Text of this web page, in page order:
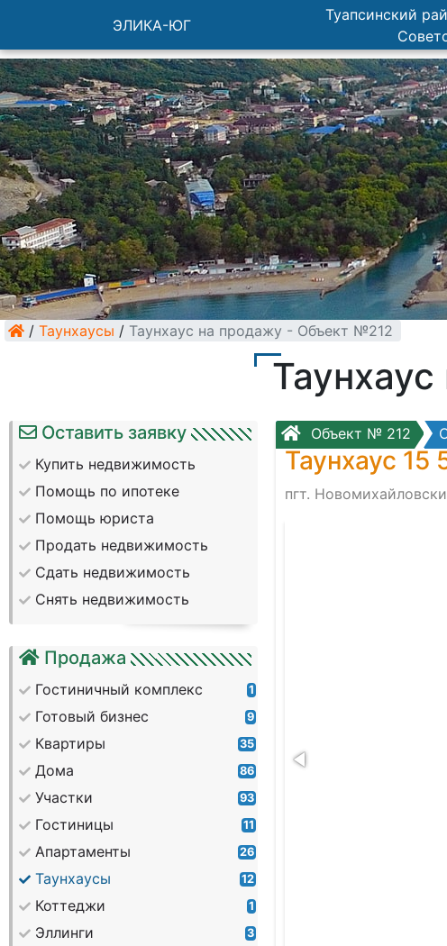
ЭЛИКА-ЮГ
Туапсинский
/ Таунхаусы / Таунхаус на продажу - Объект №212
Оставить заявку
Купить недвижимость
Помощь по ипотеке
Помощь юриста
Продать недвижимость
Сдать недвижимость
Снять недвижимость
Продажа
Гостиничный комплекс 1
Готовый бизнес 9
Квартиры 35
Дома 86
Участки 93
Гостиницы 11
Апартаменты 26
Таунхаусы 12
Коттеджи 1
Эллинги 3
Объект № 212
Таунхаус 15
пгт.